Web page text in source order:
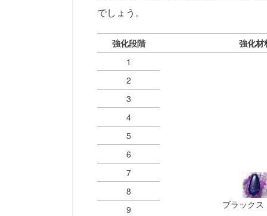
でしょう。
強化段階
強化材
1
ブラックス
2
3
4
5
6
7
8
9